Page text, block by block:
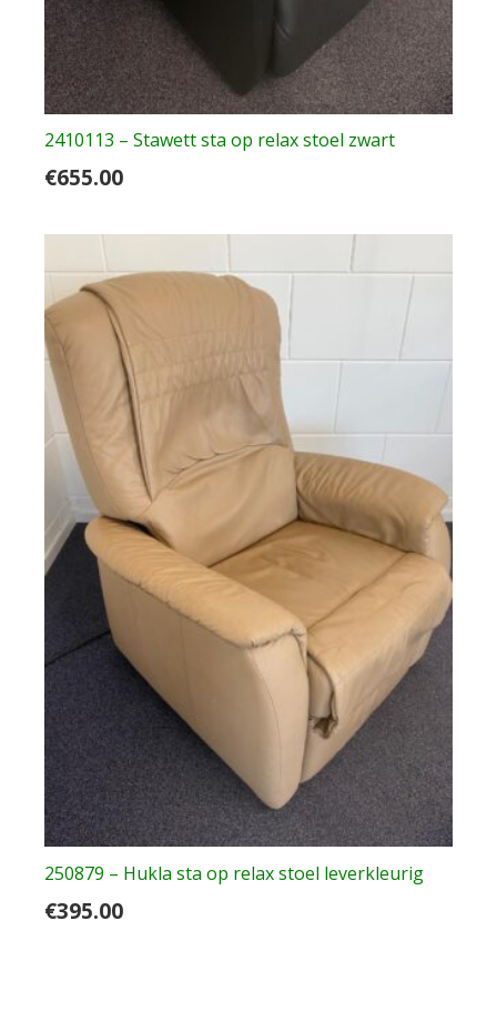
2410113 – Stawett sta op relax stoel zwart
€655.00
250879 – Hukla sta op relax stoel leverkleurig
€395.00